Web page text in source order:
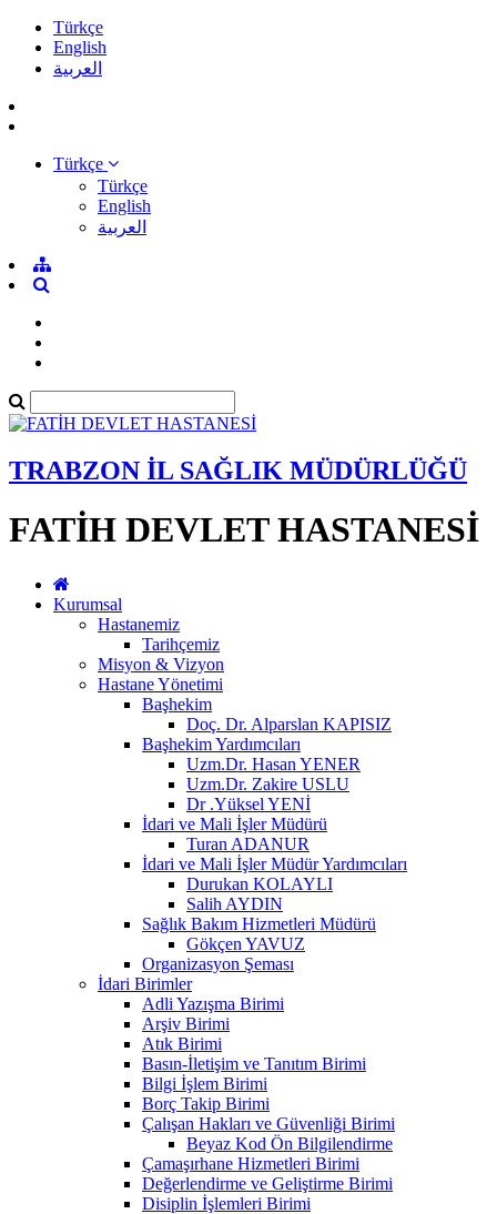
Türkçe
English
العربية
Türkçe
Türkçe
English
العربية
TRABZON İL SAĞLIK MÜDÜRLÜĞÜ
FATİH DEVLET HASTANESİ
Kurumsal
Hastanemiz
Tarihçemiz
Misyon & Vizyon
Hastane Yönetimi
Başhekim
Doç. Dr. Alparslan KAPISIZ
Başhekim Yardımcıları
Uzm.Dr. Hasan YENER
Uzm.Dr. Zakire USLU
Dr .Yüksel YENİ
İdari ve Mali İşler Müdürü
Turan ADANUR
İdari ve Mali İşler Müdür Yardımcıları
Durukan KOLAYLI
Salih AYDIN
Sağlık Bakım Hizmetleri Müdürü
Gökçen YAVUZ
Organizasyon Şeması
İdari Birimler
Adli Yazışma Birimi
Arşiv Birimi
Atık Birimi
Basın-İletişim ve Tanıtım Birimi
Bilgi İşlem Birimi
Borç Takip Birimi
Çalışan Hakları ve Güvenliği Birimi
Beyaz Kod Ön Bilgilendirme
Çamaşırhane Hizmetleri Birimi
Değerlendirme ve Geliştirme Birimi
Disiplin İşlemleri Birimi